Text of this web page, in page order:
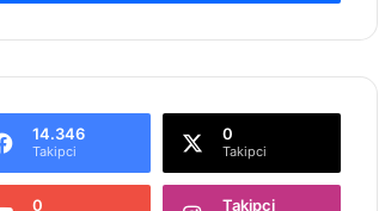
14.346
Takipci
0
Takipci
0 Takipci